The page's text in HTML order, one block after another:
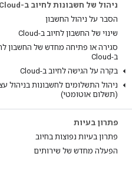
ניהול של חשבונות לחיוב ב-Cloud
הסבר על ניהול החשבון
שינוי של החשבון לחיוב ב-Cloud
סגירה או פתיחה מחדש של החשבון
ב-Cloud
בקרה על הגישה לחיוב ב-Cloud
ניהול התשלומים לחשבונות בניהול
(תשלום אוטומטי)
פתרון בעיות
פתרון בעיות נפוצות בחיוב
הפעלה מחדש של שירותים